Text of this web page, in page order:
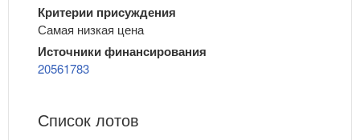
Критерии присуждения
Самая низкая цена
Источники финансирования
20561783
Список лотов